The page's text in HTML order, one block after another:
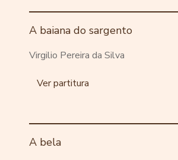
A baiana do sargento
Virgilio Pereira da Silva
Ver partitura
A bela